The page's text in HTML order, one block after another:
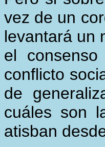
vez de un
levantará un
el
conflicto
de
cuáles son
atisban